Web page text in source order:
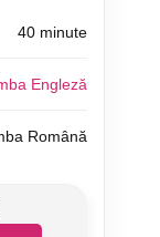
40 minute
Engleză
Română